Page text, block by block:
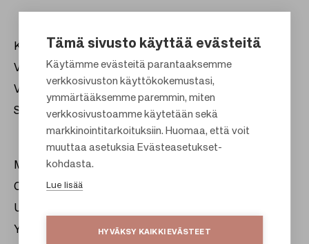
o
t
Kauppakeskukset
Vuokraus
Vastuullisuus
Sijoittajat
Meistä
Citylife
Uutishuone
Yhteystiedot
Tämä sivusto käyttää evästeitä
Käytämme evästeitä parantaaksemme
verkkosivuston käyttökokemustasi,
ymmärtääksemme paremmin, miten
verkkosivustoamme käytetään sekä
markkinointitarkoituksiin. Huomaa, että voit
muuttaa asetuksia Evästeasetukset-
kohdasta.
Lue lisää
HYVÄKSY KAIKKI EVÄSTEET